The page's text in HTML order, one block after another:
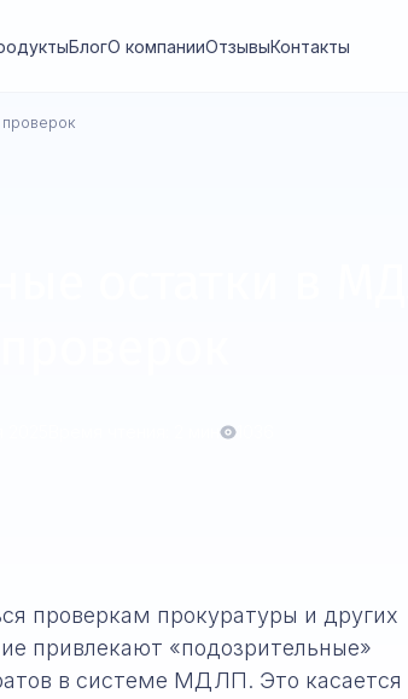
БлогО компанииОтзывыКонтакты
1036
проверкам прокуратуры и других
привлекают «подозрительные»
в системе МДЛП. Это касается